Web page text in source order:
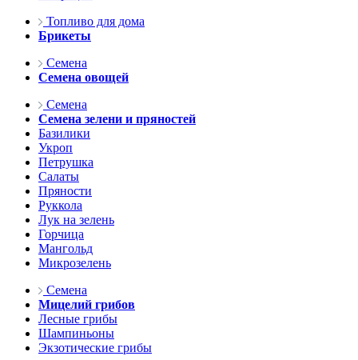
Топливо для дома
Брикеты
Семена
Семена овощей
Семена
Семена зелени и пряностей
Базилики
Укроп
Петрушка
Салаты
Пряности
Руккола
Лук на зелень
Горчица
Мангольд
Микрозелень
Семена
Мицелий грибов
Лесные грибы
Шампиньоны
Экзотические грибы